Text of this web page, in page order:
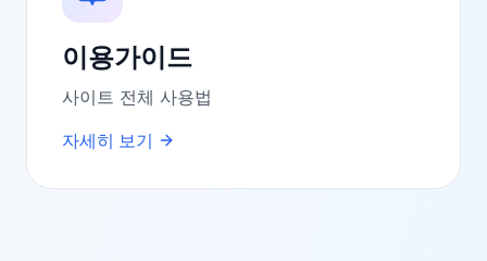
이용가이드
사이트 전체 사용법
자세히 보기